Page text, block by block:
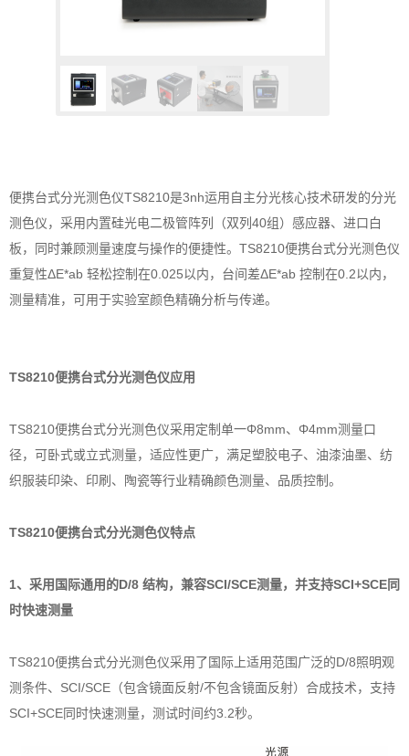
便携台式分光测色仪TS8210是3nh运用自主分光核心技术研发的分光
测色仪，采用内置硅光电二极管阵列（双列40组）感应器、进口白
板，同时兼顾测量速度与操作的便捷性。TS8210便携台式分光测色仪
重复性ΔE*ab 轻松控制在0.025以内，台间差ΔE*ab 控制在0.2以内，
测量精准，可用于实验室颜色精确分析与传递。
TS8210便携台式分光测色仪应用
TS8210便携台式分光测色仪采用定制单一Φ8mm、Φ4mm测量口
径，可卧式或立式测量，适应性更广，满足塑胶电子、油漆油墨、纺
织服装印染、印刷、陶瓷等行业精确颜色测量、品质控制。
TS8210便携台式分光测色仪特点
1、采用国际通用的D/8 结构，兼容SCI/SCE测量，并支持SCI+SCE同
时快速测量
TS8210便携台式分光测色仪采用了国际上适用范围广泛的D/8照明观
测条件、SCI/SCE（包含镜面反射/不包含镜面反射）合成技术，支持
SCI+SCE同时快速测量，测试时间约3.2秒。